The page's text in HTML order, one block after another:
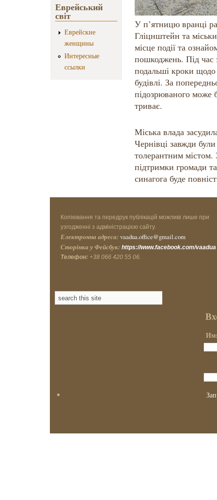
Еврейський
світ
Еврейские
женщины
Интересные
ссылки
У п’ятницю вранці
Гліцнштейн та
місце події та
пошкоджень. Під час
подальші кроки щодо
будівлі. За
підозрюваного може
триває.
Міська влада
Чернівці завжди
толерантним містом.
підтримки громади
синагога буде
Копіювання та передрук публікацій можливі лише при
узгодженні з адміністрацією сайту.
Електронна адреса: vaadua.office@gmail.com
Сторінка у Фейсбук: https://www.facebook.com/vaadua
Телефон: +38 066 420 55 06.